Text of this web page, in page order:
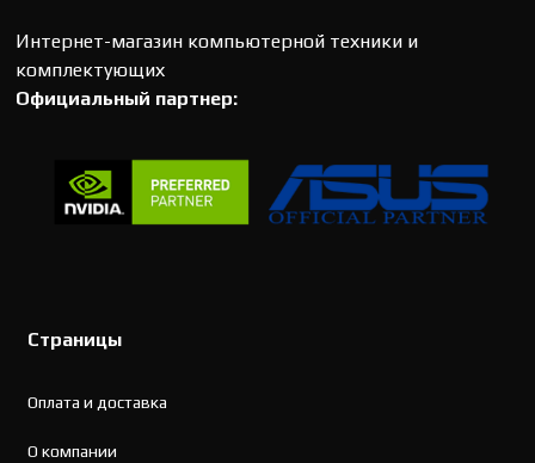
Интернет-магазин компьютерной техники и
комплектующих
Официальный партнер:
Страницы
Оплата и доставка
О компании